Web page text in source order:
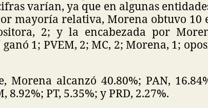
varían, ya que en algunas
mayoría relativa, Morena obtuvo 10
2; y la encabezada por
1; PVEM, 2; MC, 2; Morena, 1;
Morena alcanzó 40.80%; PAN,
8.92%; PT, 5.35%; y PRD, 2.27%.